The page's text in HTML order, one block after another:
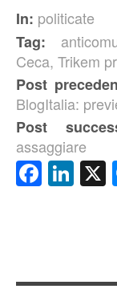
In: politicate
Tag:
Ceca, Trikem
Post
BlogItalia:
Post
assaggiare